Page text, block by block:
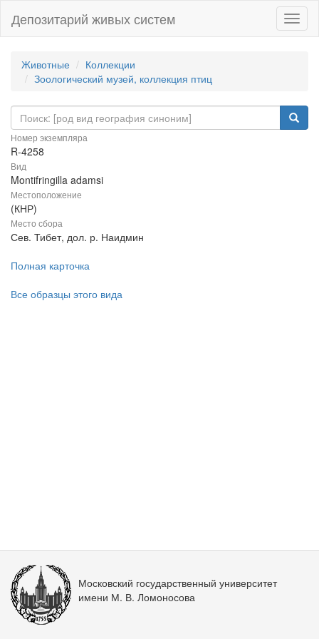
Депозитарий живых систем
Животные
Коллекции
Зоологический музей, коллекция птиц
Номер экземпляра
R-4258
Вид
Montifringilla adamsi
Местоположение
(КНР)
Место сбора
Сев. Тибет, дол. р. Наидмин
Полная карточка
Все образцы этого вида
Московский государственный университет
имени М. В. Ломоносова